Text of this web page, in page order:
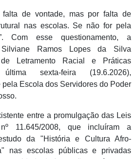
de vontade, mas por falta de
nas escolas. Se não for pela
Com esse questionamento, a
Silviane Ramos Lopes da Silva
Letramento Racial e Práticas
sexta-feira (19.6.2026),
Escola dos Servidores do Poder
entre a promulgação das Leis
11.645/2008, que incluíram a
da "História e Cultura Afro-
nas escolas públicas e privadas